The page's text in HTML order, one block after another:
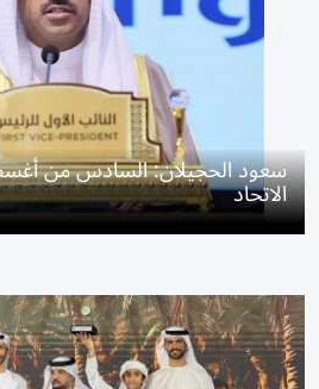
سعود الحجيلان: السادس من
الاتحاد